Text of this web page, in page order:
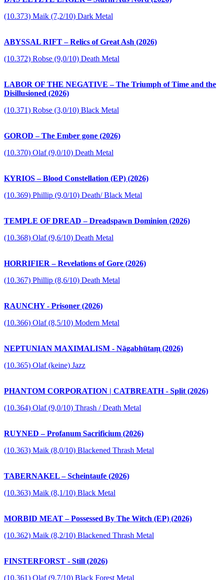
(10.373) Maik (7,2/10) Dark Metal
ABYSSAL RIFT – Relics of Great Ash (2026)
(10.372) Robse (9,0/10) Death Metal
LABOR OF THE NEGATIVE – The Triumph of Time and the
Disillusioned (2026)
(10.371) Robse (3,0/10) Black Metal
GOROD – The Ember gone (2026)
(10.370) Olaf (9,0/10) Death Metal
KYRIOS – Blood Constellation (EP) (2026)
(10.369) Phillip (9,0/10) Death/ Black Metal
TEMPLE OF DREAD – Dreadspawn Dominion (2026)
(10.368) Olaf (9,6/10) Death Metal
HORRIFIER – Revelations of Gore (2026)
(10.367) Phillip (8,6/10) Death Metal
RAUNCHY - Prisoner (2026)
(10.366) Olaf (8,5/10) Modern Metal
NEPTUNIAN MAXIMALISM - Nāgabhūtaṃ (2026)
(10.365) Olaf (keine) Jazz
PHANTOM CORPORATION | CATBREATH - Split (2026)
(10.364) Olaf (9,0/10) Thrash / Death Metal
RUYNED – Profanum Sacrificium (2026)
(10.363) Maik (8,0/10) Blackened Thrash Metal
TABERNAKEL – Scheintaufe (2026)
(10.363) Maik (8,1/10) Black Metal
MORBID MEAT – Possessed By The Witch (EP) (2026)
(10.362) Maik (8,2/10) Blackened Thrash Metal
FINSTERFORST - Still (2026)
(10.361) Olaf (9,7/10) Black Forest Metal